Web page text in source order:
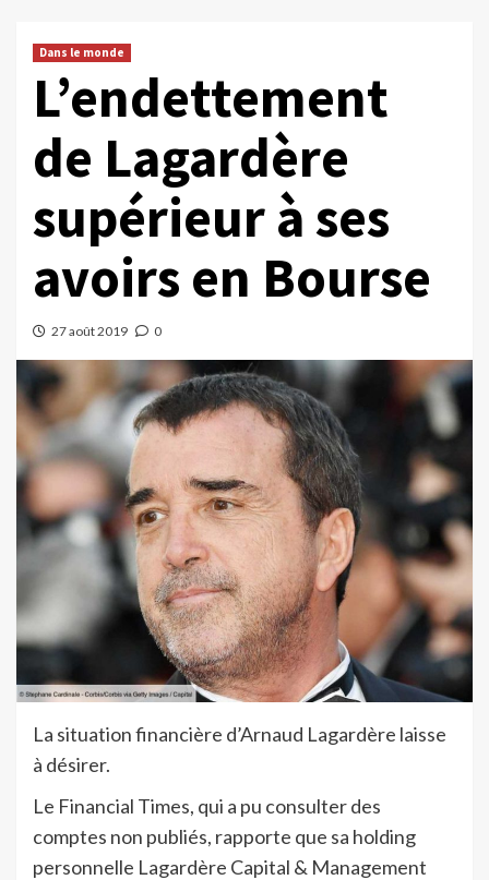
Dans le monde
L’endettement
de Lagardère
supérieur à ses
avoirs en Bourse
27 août 2019 0
La situation financière d’Arnaud Lagardère laisse
à désirer.
Le Financial Times, qui a pu consulter des
comptes non publiés, rapporte que sa holding
personnelle Lagardère Capital & Management